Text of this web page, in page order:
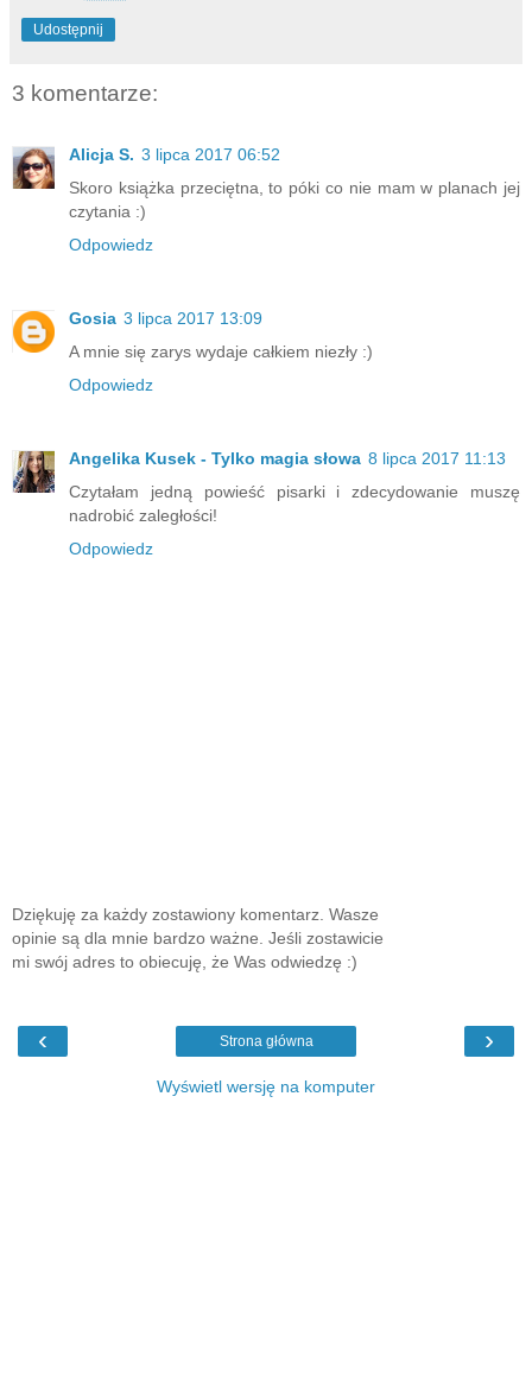
Udostępnij
3 komentarze:
Alicja S. 3 lipca 2017 06:52
Skoro książka przeciętna, to póki co nie mam w planach jej
czytania :)
Odpowiedz
Gosia 3 lipca 2017 13:09
A mnie się zarys wydaje całkiem niezły :)
Odpowiedz
Angelika Kusek - Tylko magia słowa 8 lipca 2017 11:13
Czytałam jedną powieść pisarki i zdecydowanie muszę
nadrobić zaległości!
Odpowiedz
Dziękuję za każdy zostawiony komentarz. Wasze
opinie są dla mnie bardzo ważne. Jeśli zostawicie
mi swój adres to obiecuję, że Was odwiedzę :)
‹ ›
Strona główna
Wyświetl wersję na komputer